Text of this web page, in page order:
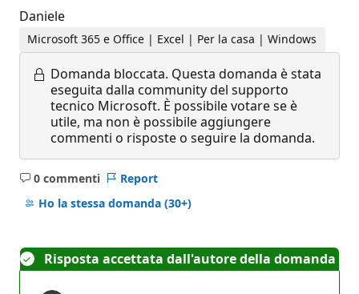
Daniele
Microsoft 365 e Office | Excel | Per la casa | Windows
Domanda bloccata. Questa domanda è stata
eseguita dalla community del supporto
tecnico Microsoft. È possibile votare se è
utile, ma non è possibile aggiungere
commenti o risposte o seguire la domanda.
0 commenti
Nessun
commento
Report
Ho la stessa domanda (30+)
Risposta accettata dall'autore della domanda